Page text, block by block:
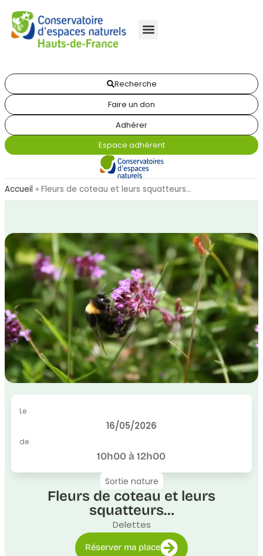
Recherche
Faire un don
Adhérer
Espace adhérent
Accueil » Fleurs de coteau et leurs squatteurs…
Le
16/05/2026
de
10h00 à 12h00
Sortie nature
Fleurs de coteau et leurs
squatteurs…
Delettes
Réserver ma place